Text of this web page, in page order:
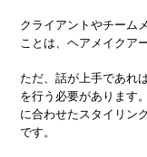
クライアントやチーム
ことは、ヘアメイクア
ただ、話が上手であれ
を行う必要があります
に合わせたスタイリン
です。